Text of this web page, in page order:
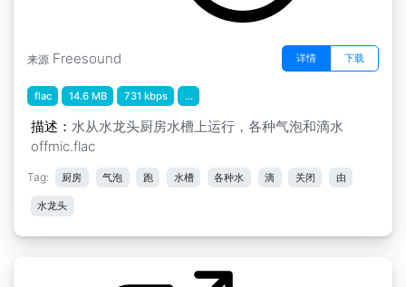
来源 Freesound 详情 下载
flac 14.6 MB 731 kbps ...
描述： 水从水龙头厨房水槽上运行，各种气泡和滴水
offmic.flac
Tag: 厨房 气泡 跑 水槽 各种水 滴 关闭 由
水龙头